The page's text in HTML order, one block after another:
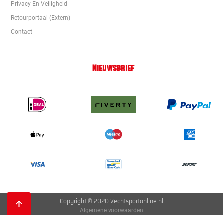
Privacy En Veiligheid
Retourportaal (extern)
Contact
Nieuwsbrief
Copyright © 2020 Vechtsportonline.nl
Algemene voorwaarden